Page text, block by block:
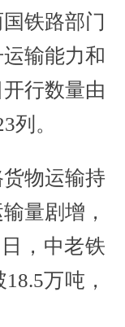
铁路部门
输能力和
行数量由
列。
物运输持
量剧增，
，中老铁
万吨，